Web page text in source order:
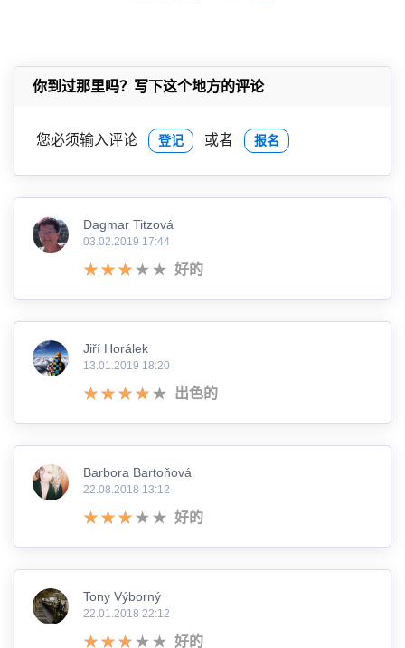
你到过那里吗？写下这个地方的评论
您必须输入评论 登记 或者 报名
Dagmar Titzová
03.02.2019 17:44
好的
Jiří Horálek
13.01.2019 18:20
出色的
Barbora Bartoňová
22.08.2018 13:12
好的
Tony Výborný
22.01.2018 22:12
好的